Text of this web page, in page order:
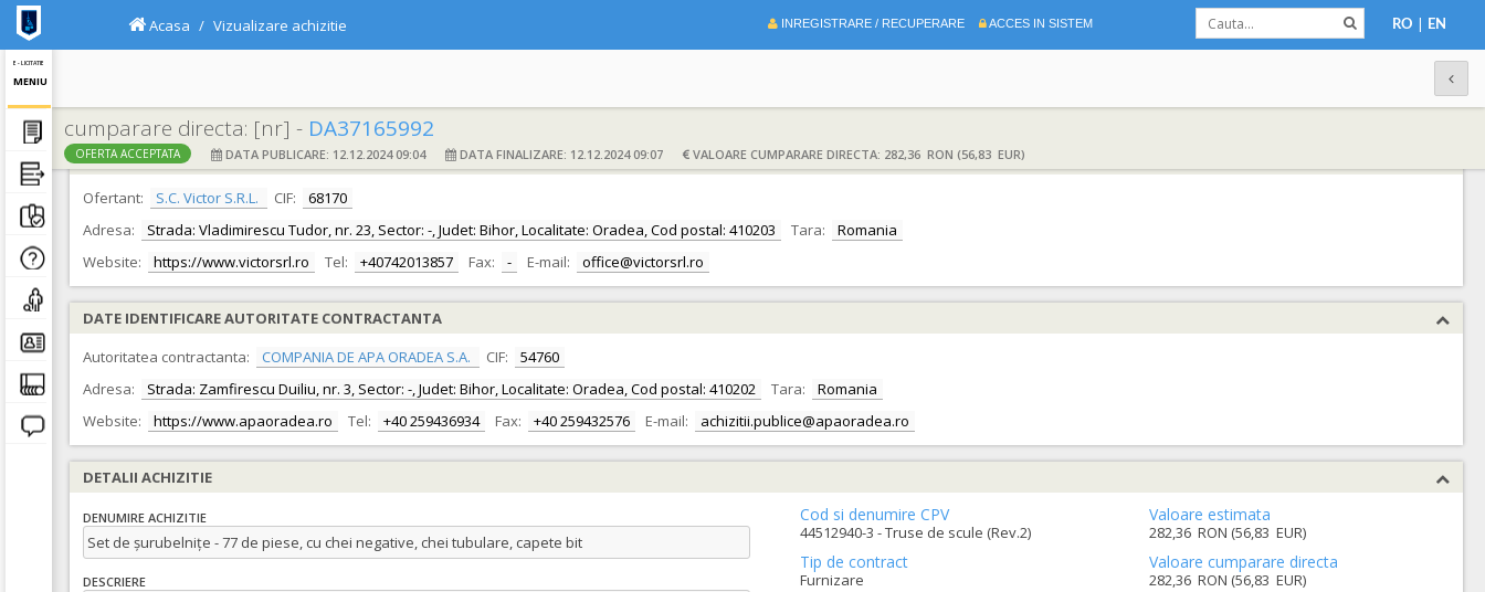
E - LICITATIE
MENIU
INREGISTRARE / RECUPERARE ACCES IN SISTEM RO | EN
Acasa Vizualizare achizitie
cumparare directa: [nr] - DA37165992
OFERTA ACCEPTATA DATA PUBLICARE: 12.12.2024 09:04 DATA FINALIZARE: 12.12.2024 09:07 VALOARE CUMPARARE DIRECTA: 282,36 RON (56,83 EUR)
DATE IDENTIFICARE OFERTANT
Ofertant:
S.C. Victor S.R.L. CIF:
68170
Adresa:
Strada: Vladimirescu Tudor, nr. 23, Sector: -, Judet: Bihor, Localitate: Oradea, Cod postal: 410203 Tara:
Romania
Website:
https://www.victorsrl.ro Tel: +40742013857 Fax: - E-mail: office@victorsrl.ro
DATE IDENTIFICARE AUTORITATE CONTRACTANTA
Autoritatea contractanta:
COMPANIA DE APA ORADEA S.A. CIF:
54760
Adresa:
Strada: Zamfirescu Duiliu, nr. 3, Sector: -, Judet: Bihor, Localitate: Oradea, Cod postal: 410202 Tara:
Romania
Website:
https://www.apaoradea.ro Tel: +40 259436934 Fax: +40 259432576 E-mail: achizitii.publice@apaoradea.ro
DETALII ACHIZITIE
DENUMIRE ACHIZITIE
Set de șurubelnițe - 77 de piese, cu chei negative, chei tubulare, capete bit
DESCRIERE
Cod si denumire CPV
44512940-3 - Truse de scule (Rev.2)
Tip de contract
Furnizare
Valoare estimata
282,36 RON (56,83 EUR)
Valoare cumparare directa
282,36 RON (56,83 EUR)